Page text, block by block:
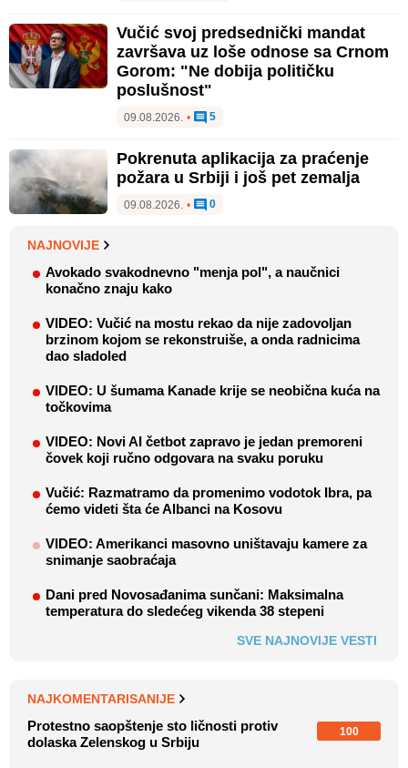
Vučić svoj predsednički mandat
završava uz loše odnose sa Crnom
Gorom: "Ne dobija političku
poslušnost"
09.08.2026. • 5
Pokrenuta aplikacija za praćenje
požara u Srbiji i još pet zemalja
09.08.2026. • 0
NAJNOVIJE
Avokado svakodnevno "menja pol", a naučnici
konačno znaju kako
VIDEO: Vučić na mostu rekao da nije zadovoljan
brzinom kojom se rekonstruiše, a onda radnicima
dao sladoled
VIDEO: U šumama Kanade krije se neobična kuća na
točkovima
VIDEO: Novi AI četbot zapravo je jedan premoreni
čovek koji ručno odgovara na svaku poruku
Vučić: Razmatramo da promenimo vodotok Ibra, pa
ćemo videti šta će Albanci na Kosovu
VIDEO: Amerikanci masovno uništavaju kamere za
snimanje saobraćaja
Dani pred Novosađanima sunčani: Maksimalna
temperatura do sledećeg vikenda 38 stepeni
SVE NAJNOVIJE VESTI
NAJKOMENTARISANIJE
Protestno saopštenje sto ličnosti protiv
dolaska Zelenskog u Srbiju
100